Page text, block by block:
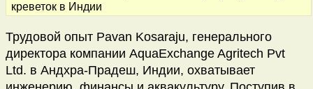
креветок в Индии
Трудовой опыт Pavan Kosaraju, генерального
директора компании AquaExchange Agritech Pvt
Ltd. в Андхра-Прадеш, Индии, охватывает